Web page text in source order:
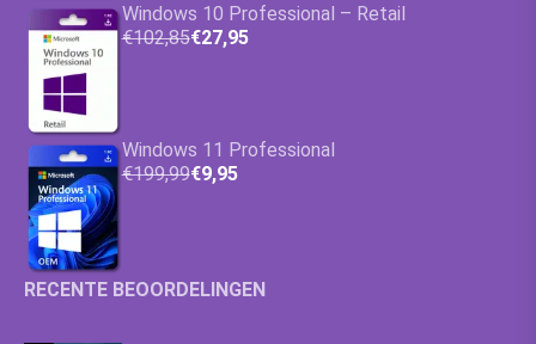
Windows 10 Professional – Retail
€102,85€27,95
Windows 11 Professional
€199,99€9,95
RECENTE BEOORDELINGEN